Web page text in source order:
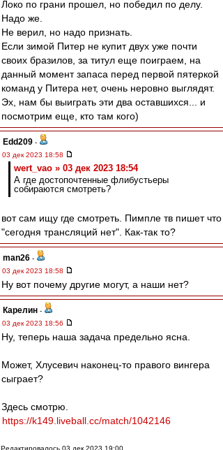
Локо по грани прошел, но победил по делу.
Надо же.
Не верил, но надо признать.
Если зимой Питер не купит двух уже почти
своих бразилов, за титул еще поиграем, на
данный момент запаса перед первой пятеркой
команд у Питера нет, очень неровно выглядят.
Эх, нам бы выиграть эти два оставшихся... и
посмотрим еще, кто там кого)
Edd209 -
03 дек 2023 18:58
wert_vao » 03 дек 2023 18:54
А где достопочтенные флибустьеры
собираются смотреть?
вот сам ищу где смотреть. Пимпле тв пишет что
"сегодня трансляций нет". Как-так то?
man26 -
03 дек 2023 18:58
Ну вот почему другие могут, а наши нет?
Карелин -
03 дек 2023 18:56
Ну, теперь наша задача предельно ясна.
Может, Хлусевич наконец-то правого вингера
сыграет?
Здесь смотрю.
https://k149.liveball.cc/match/1042146
Редактировалось 03 дек 2023 19:00